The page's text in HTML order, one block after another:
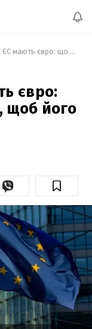
Не всі країни ЄС мають євро: що потрібно зробити, щоб його запровадити
євро:
щоб його